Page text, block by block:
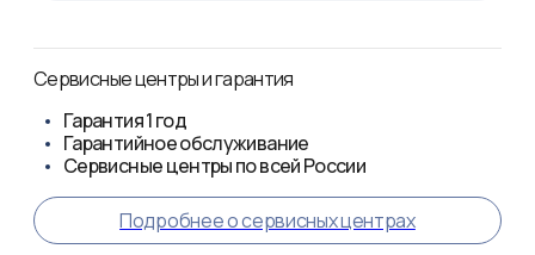
Сервисные центры и гарантия
Гарантия1 год
Гарантийное обслуживание
Сервисные центры по всей России
Подробнее о сервисных центрах